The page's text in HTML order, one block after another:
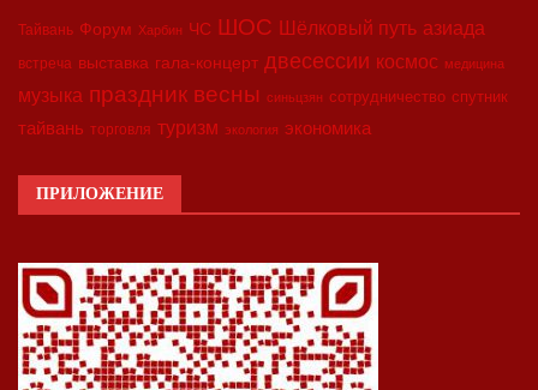
Тайвань Форум Харбин ЧС ШОС Шёлковый путь азиада
встреча выставка гала-концерт двесессии космос медицина
музыка праздник весны синьцзян сотрудничество спутник
тайвань торговля туризм экология экономика
ПРИЛОЖЕНИЕ